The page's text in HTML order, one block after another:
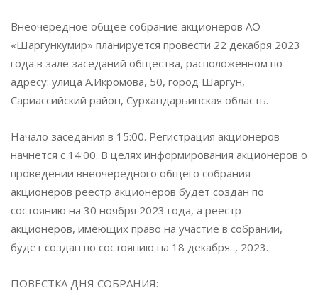
Внеочередное общее собрание акционеров АО
«Шаргункумир» планируется провести 22 декабря 2023
года в зале заседаний общества, расположенном по
адресу: улица А.Икромова, 50, город Шаргун,
Сариассийский район, Сурхандарьинская область.
Начало заседания в 15:00. Регистрация акционеров
начнется с 14:00. В целях информирования акционеров о
проведении внеочередного общего собрания
акционеров реестр акционеров будет создан по
состоянию на 30 ноября 2023 года, а реестр
акционеров, имеющих право на участие в собрании,
будет создан по состоянию на 18 декабря. , 2023.
ПОВЕСТКА ДНЯ СОБРАНИЯ: